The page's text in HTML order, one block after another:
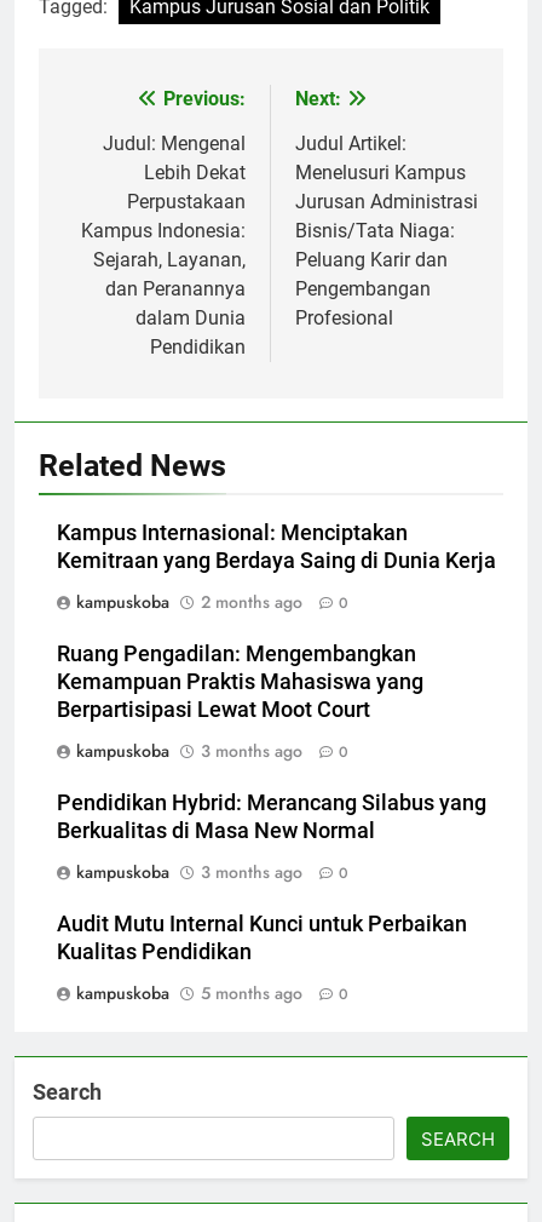
Tagged: Kampus Jurusan Sosial dan Politik
navigation
Previous:
Judul: Mengenal
Lebih Dekat
Perpustakaan
Kampus Indonesia:
Sejarah, Layanan,
dan Peranannya
dalam Dunia
Pendidikan
Next:
Judul Artikel:
Menelusuri Kampus
Jurusan Administrasi
Bisnis/Tata Niaga:
Peluang Karir dan
Pengembangan
Profesional
Related News
Kampus Internasional: Menciptakan
Kemitraan yang Berdaya Saing di Dunia Kerja
kampuskoba
2 months ago 0
Ruang Pengadilan: Mengembangkan
Kemampuan Praktis Mahasiswa yang
Berpartisipasi Lewat Moot Court
kampuskoba
3 months ago 0
Pendidikan Hybrid: Merancang Silabus yang
Berkualitas di Masa New Normal
kampuskoba
3 months ago 0
Audit Mutu Internal Kunci untuk Perbaikan
Kualitas Pendidikan
kampuskoba
5 months ago 0
Search
SEARCH